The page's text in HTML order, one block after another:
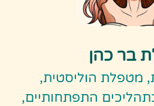
בר כהן
מטפלת הוליסטית,
התפתחותיים,